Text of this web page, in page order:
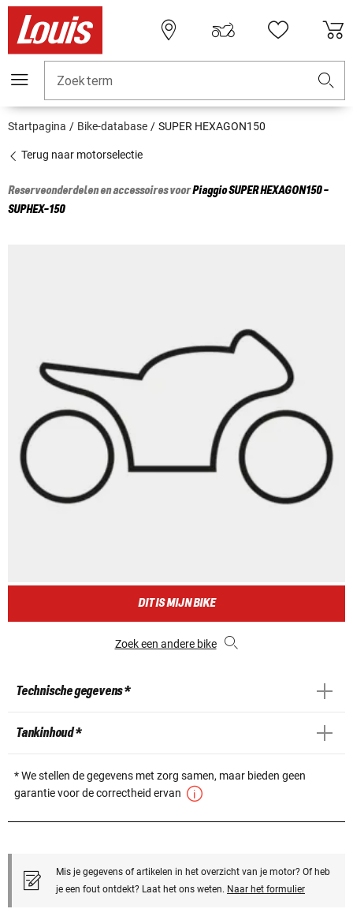
Zoekterm
Startpagina Bike-database SUPER HEXAGON150
Terug naar motorselectie
Reserveonderdelen en accessoires voorPiaggioSUPER HEXAGON150 -
SUPHEX-150
DIT IS MIJN BIKE
Zoek een andere bike
Technische gegevens *
Tankinhoud *
* We stellen de gegevens met zorg samen, maar bieden geen
garantie voor de correctheid ervan
Mis je gegevens of artikelen in het overzicht van je motor? Of heb
je een fout ontdekt? Laat het ons weten. Naar het formulier